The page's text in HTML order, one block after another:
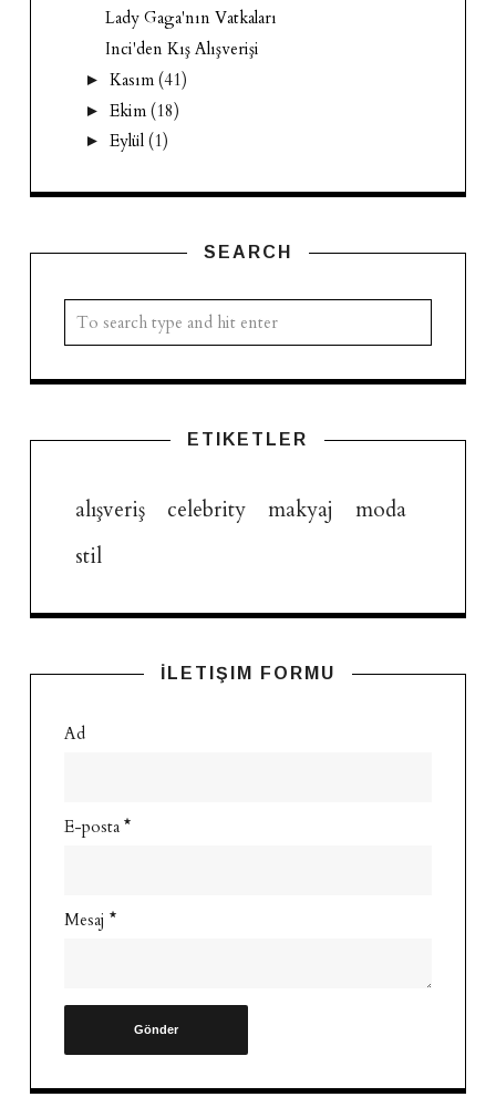
Lady Gaga'nın Vatkaları
Inci'den Kış Alışverişi
► Kasım (41)
► Ekim (18)
► Eylül (1)
SEARCH
ETIKETLER
alışveriş celebrity makyaj
moda
stil
İLETIŞIM FORMU
Ad
E-posta *
Mesaj *